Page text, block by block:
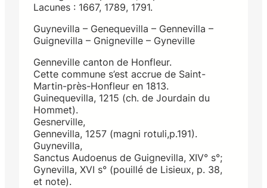
Lacunes : 1667, 1789, 1791.
Guynevilla – Genequevilla – Gennevilla –
Guignevilla – Gnigneville – Gyneville
Genneville canton de Honfleur.
Cette commune s’est accrue de Saint-
Martin-près-Honfleur en 1813.
Guinequevilla, 1215 (ch. de Jourdain du
Hommet).
Gesnerville,
Gennevilla, 1257 (magni rotuli,p.191).
Guynevilla,
Sanctus Audoenus de Guignevilla, XIV° s°;
Gynevilla, XVI s° (pouillé de Lisieux, p. 38,
et note).